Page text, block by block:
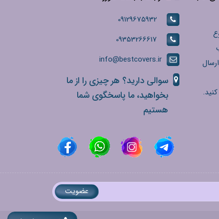
09129675932
09353266617
info@bestcovers.ir
سوالی دارید؟ هر چیزی را از ما
بخواهید، ما پاسخگوی شما
هستیم
عضویت